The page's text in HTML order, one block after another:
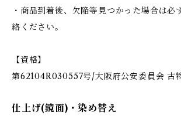
・商品到着後、欠陥等見つかった場合は必
絡ください。
【資格】
第62104R030557号/大阪府公安委員会 古
仕上げ(鏡面)・染め替え